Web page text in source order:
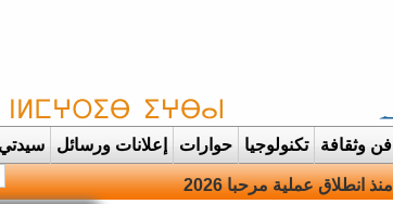
فن وثقافة تكنولوجيا حوارات إعلانات ورسائل سيدتي